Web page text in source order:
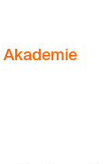
Akademie